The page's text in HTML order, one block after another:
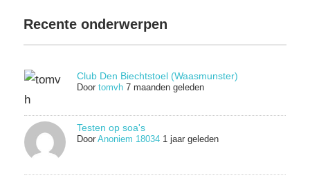
Recente onderwerpen
Club Den Biechtstoel (Waasmunster)
Door tomvh 7 maanden geleden
Testen op soa's
Door Anoniem 18034 1 jaar geleden